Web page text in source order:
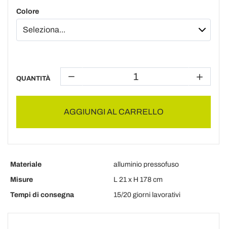
Colore
QUANTITÀ
AGGIUNGI AL CARRELLO
Materiale
alluminio pressofuso
Misure
L 21 x H 178 cm
Tempi di consegna
15/20 giorni lavorativi